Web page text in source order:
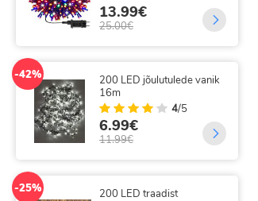
13.99€
25.00€
-42%
200 LED jõulutulede vanik
16m
4/5
6.99€
11.99€
-25%
200 LED traadist